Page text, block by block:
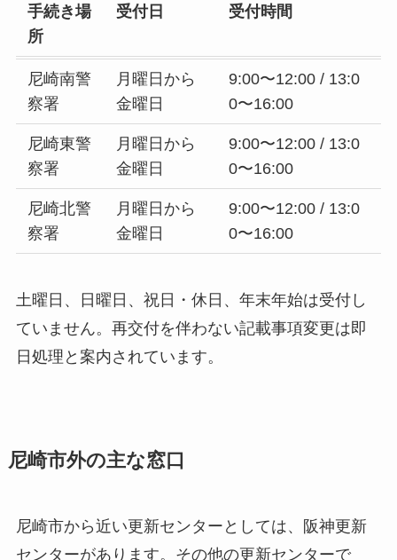
手続き場
所
受付日 受付時間
尼崎南警
察署
月曜日から
金曜日
9:00〜12:00 / 13:0
0〜16:00
尼崎東警
察署
月曜日から
金曜日
9:00〜12:00 / 13:0
0〜16:00
尼崎北警
察署
月曜日から
金曜日
9:00〜12:00 / 13:0
0〜16:00
土曜日、日曜日、祝日・休日、年末年始は受付し
ていません。再交付を伴わない記載事項変更は即
日処理と案内されています。
尼崎市外の主な窓口
尼崎市から近い更新センターとしては、阪神更新
センターがあります。その他の更新センターで